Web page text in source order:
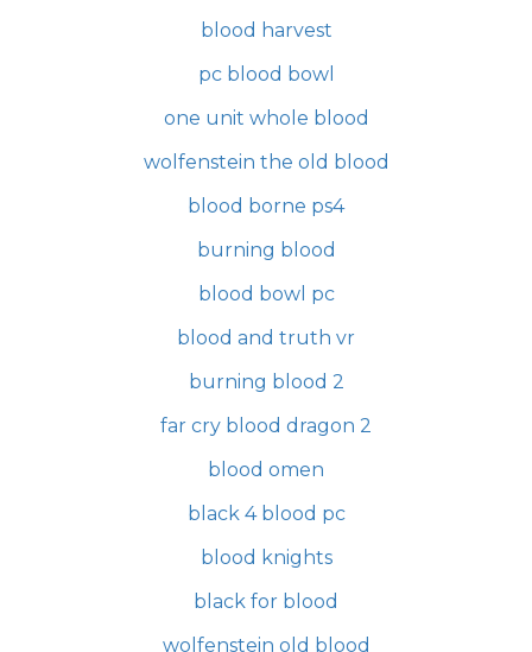
blood harvest
pc blood bowl
one unit whole blood
wolfenstein the old blood
blood borne ps4
burning blood
blood bowl pc
blood and truth vr
burning blood 2
far cry blood dragon 2
blood omen
black 4 blood pc
blood knights
black for blood
wolfenstein old blood